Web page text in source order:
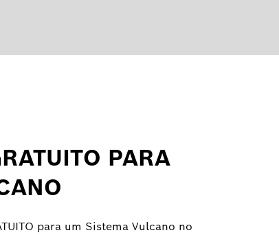
PARA
para um Sistema Vulcano no